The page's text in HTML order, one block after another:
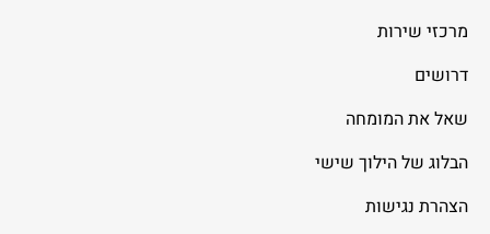
מרכזי שירות
דרושים
שאל את המומחה
הבלוג של הילוך שישי
הצהרת נגישות